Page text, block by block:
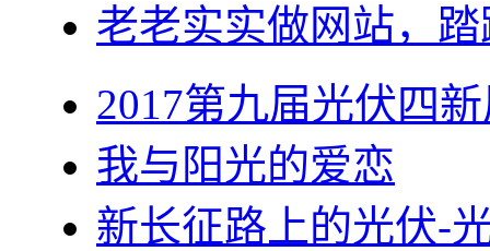
老老实实做网站，
2017第九届光伏四
我与阳光的爱恋
新长征路上的光伏-